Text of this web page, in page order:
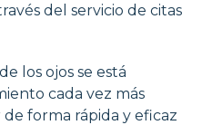
del servicio de citas
los ojos se está
cada vez más
forma rápida y eficaz